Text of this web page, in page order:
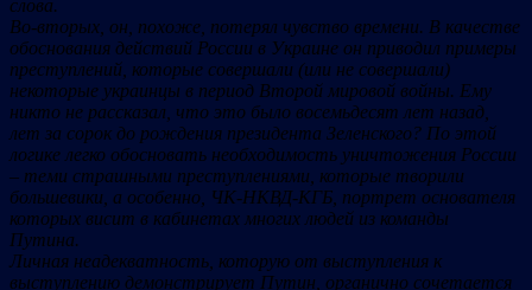
слова.
Во-вторых, он, похоже, потерял чувство времени. В качестве
обоснования действий России в Украине он приводил примеры
преступлений, которые совершали (или не совершали)
некоторые украинцы в период Второй мировой войны. Ему
никто не рассказал, что это было восемьдесят лет назад,
лет за сорок до рождения президента Зеленского? По этой
логике легко обосновать необходимость уничтожения России
– теми страшными преступлениями, которые творили
большевики, а особенно, ЧК-НКВД-КГБ, портрет основателя
которых висит в кабинетах многих людей из команды
Путина.
Личная неадекватность, которую от выступления к
выступлению демонстрирует Путин, органично сочетается